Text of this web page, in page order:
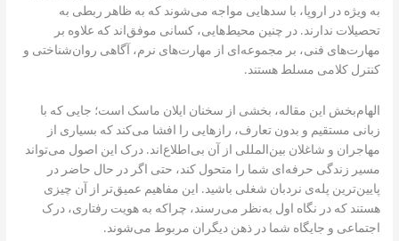
به ویژه در اروپا، با سدهایی مواجه می‌شوند که به ظاهر ربطی به
تحصیلات ندارند. در چنین محیط‌هایی، کسانی موفق‌اند که علاوه بر
مهارت‌های فنی، بر مجموعه‌ای از مهارت‌های نرم، آگاهی روان‌شناختی و
کنترل کلامی مسلط هستند.
الهام‌بخش این مقاله، بخشی از سخنان ایلان ماسک است؛ جایی که با
زبانی مستقیم و بدون تعارف، رازهایی را افشا می‌کند که بسیاری از
مهاجران و شاغلان بین‌المللی از آن بی‌اطلاع‌اند. درک این اصول می‌تواند
مسیر زندگی حرفه‌ای شما را متحول کند، حتی اگر در حال حاضر در
پایین‌ترین پله‌ی نردبان شغلی باشید. این مفاهیم عمیق‌تر از آن چیزی
هستند که در نگاه اول به‌نظر می‌رسند، چراکه به هویت رفتاری، درک
اجتماعی و جایگاه شما در ذهن دیگران مربوط می‌شوند.